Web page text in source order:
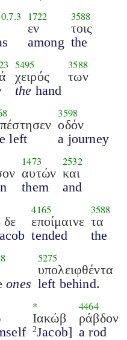
1722
εν
among
3588
τοις
the
5495
χειρός
the hand
3588
των
left
3598
οδόν
a journey
1473
αυτών
them
2532
και
and
4165
εποίμαινε
tended
3588
τα
the
ones
5275
υπολειφθέντα
left behind.
*
Ιακώβ
2Jacob]
4464
ράβδον
a rod